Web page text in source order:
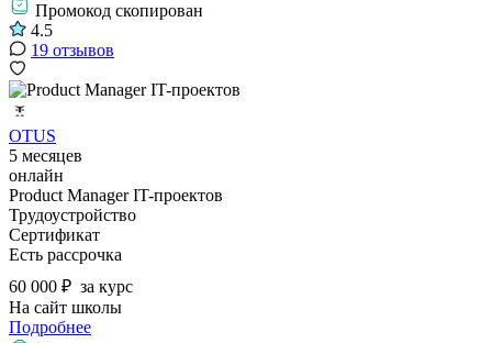
Промокод скопирован
4.5
19 отзывов
OTUS
5 месяцев
онлайн
Product Manager IT-проектов
Трудоустройство
Сертификат
Есть рассрочка
60 000 ₽ за курс
На сайт школы
Подробнее